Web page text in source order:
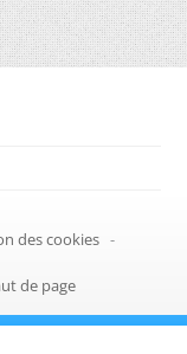
des cookies -
de page